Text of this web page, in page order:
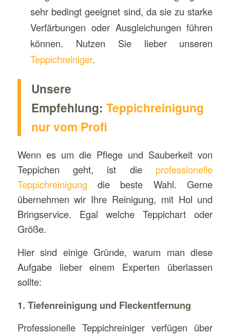
sehr bedingt geeignet sind, da sie zu starke
Verfärbungen oder Ausgleichungen führen
können. Nutzen Sie lieber unseren
Teppichreiniger.
Unsere
Empfehlung: Teppichreinigung
nur vom Profi
Wenn es um die Pflege und Sauberkeit von
Teppichen geht, ist die professionelle
Teppichreinigung die beste Wahl. Gerne
übernehmen wir Ihre Reinigung, mit Hol und
Bringservice. Egal welche Teppichart oder
Größe.
Hier sind einige Gründe, warum man diese
Aufgabe lieber einem Experten überlassen
sollte:
1. Tiefenreinigung und Fleckentfernung
Professionelle Teppichreiniger verfügen über